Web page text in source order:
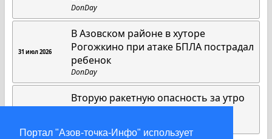
Портал "Азов-точка-Инфо" использует
DonDay
31 июл 2026
В Азовском районе в хуторе
Рогожкино при атаке БПЛА пострадал
ребенок
DonDay
Вторую ракетную опасность за утро